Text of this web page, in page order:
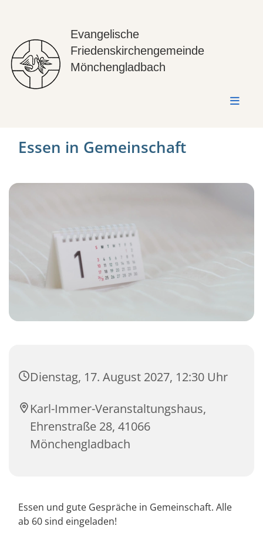
Evangelische
Friedenskirchengemeinde
Mönchengladbach
Essen in Gemeinschaft
Dienstag, 17. August 2027, 12:30 Uhr
Karl-Immer-Veranstaltungshaus,
Ehrenstraße 28, 41066
Mönchengladbach
Essen und gute Gespräche in Gemeinschaft. Alle
ab 60 sind eingeladen!